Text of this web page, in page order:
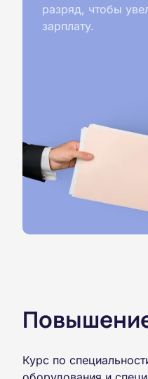
разряд, чтобы
зарплату.
Курс по